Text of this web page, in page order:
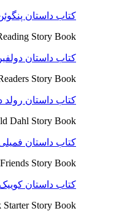
کتاب داستان
Story Book
کتاب داستان
Story Book
کتاب داستان رولد
Dahl Story Book
کتاب داستان فمیلی
Story Book
کتاب داستان کوییک
Starter Story Book